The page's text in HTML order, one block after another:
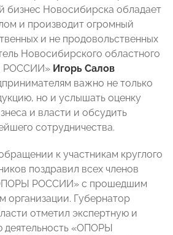
бизнес Новосибирска обладает
и производит огромный
и не продовольственных
Новосибирского областного
РОССИИ» Игорь Салов
важно не только
но и услышать оценку
и власти и обсудить
сотрудничества.
к участникам круглого
поздравил всех членов
РОССИИ» с прошедшим
Губернатор
отметил экспертную и
деятельность «ОПОРЫ